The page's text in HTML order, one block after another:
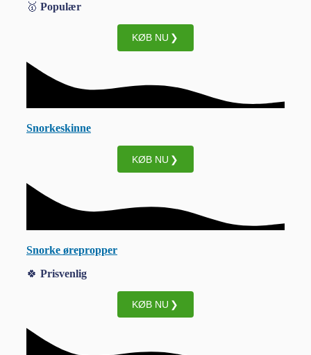
🥇 Populær
KØB NU
Snorkeskinne
KØB NU
Snorke ørepropper
🍀 Prisvenlig
KØB NU